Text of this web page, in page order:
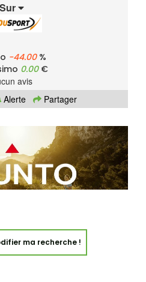
Sur
-44.00%
0.00€
avis
Alerte Partager
ma recherche !